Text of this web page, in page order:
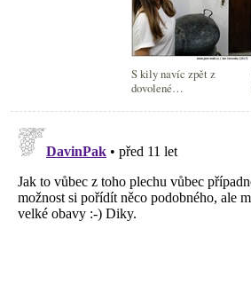
S kily navíc zpět z
dovolené…